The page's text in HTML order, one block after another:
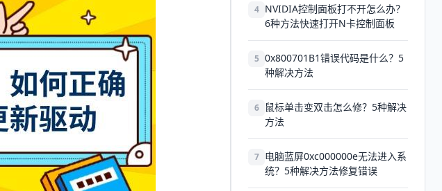
4 NVIDIA控制面板打不开怎么办？
6种方法快速打开N卡控制面板
5 0x800701B1错误代码是什么？5
种解决方法
6
鼠标单击变双击怎么修？5种解决
方法
7 电脑蓝屏0xc000000e无法进入系
统？5种解决方法修复错误